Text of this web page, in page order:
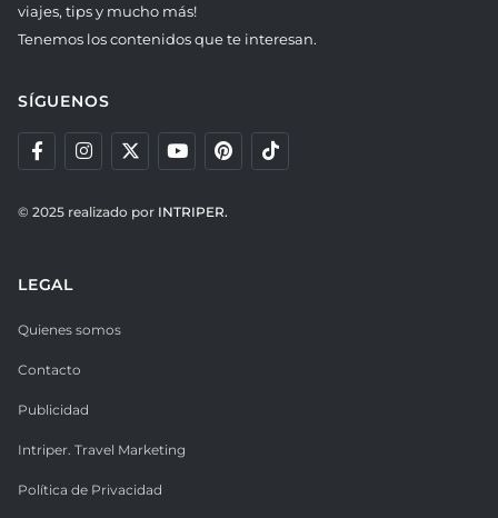
viajes, tips y mucho más!
Tenemos los contenidos que te interesan.
SÍGUENOS
© 2025 realizado por INTRIPER.
LEGAL
Quienes somos
Contacto
Publicidad
Intriper. Travel Marketing
Política de Privacidad